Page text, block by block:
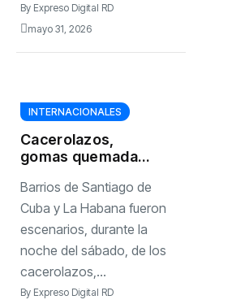
By Expreso Digital RD
mayo 31, 2026
INTERNACIONALES
Cacerolazos,
gomas quemadas:
santiagueros y
habaneros se
lanzan a la calle
contra los
apagones
Barrios de Santiago de
Cuba y La Habana fueron
escenarios, durante la
noche del sábado, de los
cacerolazos,...
By Expreso Digital RD